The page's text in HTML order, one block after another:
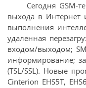
Сегодня GSM-
выхода в
выполнения
удаленная
входом/выходом;
информирование;
(TSL/SSL). Новые
Cinterion EHS5T,